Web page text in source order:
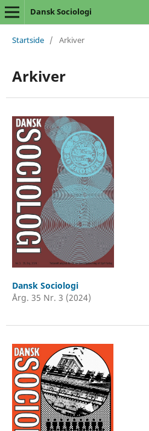
Dansk Sociologi
Startside / Arkiver
Arkiver
Dansk Sociologi
Årg. 35 Nr. 3 (2024)